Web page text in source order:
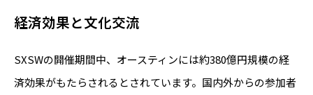
経済効果と文化交流
SXSWの開催期間中、オースティンには約380億円規模の経
済効果がもたらされるとされています。国内外からの参加者